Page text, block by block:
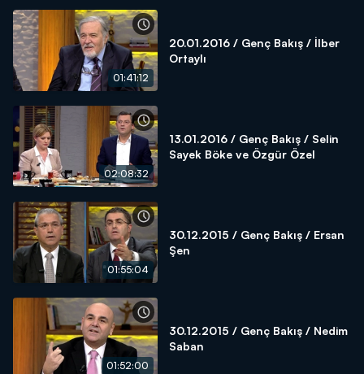
01:41:12
20.01.2016 / Genç Bakış / İlber
Ortaylı
02:08:32
13.01.2016 / Genç Bakış / Selin
Sayek Böke ve Özgür Özel
01:55:04
30.12.2015 / Genç Bakış / Ersan
Şen
01:52:00
30.12.2015 / Genç Bakış / Nedim
Saban